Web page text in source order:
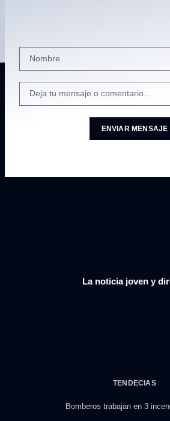
ENVIAR MENSAJE
La noticia joven y
TENDECIAS
Bomberos trabajan en 3